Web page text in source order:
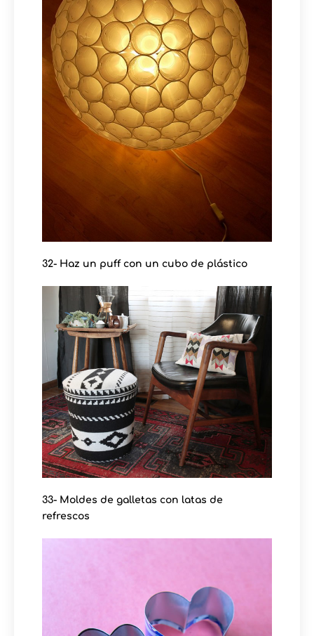
32- Haz un puff con un cubo de plástico
33- Moldes de galletas con latas de
refrescos